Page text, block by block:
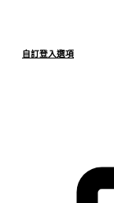
自訂登入選項